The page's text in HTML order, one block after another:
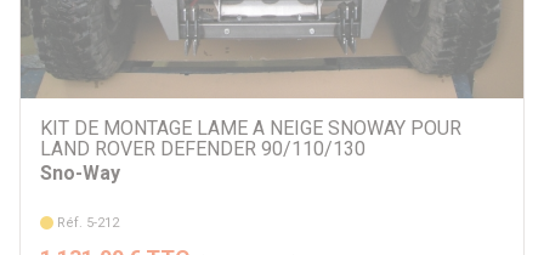
KIT DE MONTAGE LAME A NEIGE SNOWAY POUR
LAND ROVER DEFENDER 90/110/130
Sno-Way
Réf. 5-212